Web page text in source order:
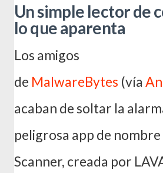
Un simple lector de
lo que aparenta
Los amigos
de MalwareBytes (vía
acaban de soltar la
peligrosa app de
Scanner, creada por